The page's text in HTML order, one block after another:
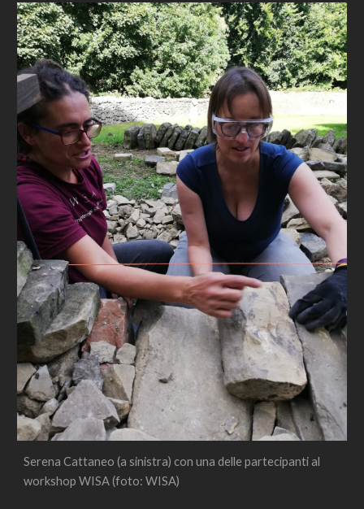
Serena Cattaneo (a sinistra) con una delle partecipanti al
workshop WISA (foto: WISA)